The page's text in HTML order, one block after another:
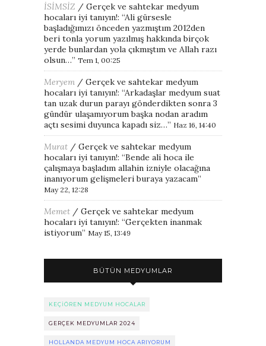
İSİMSİZ / Gerçek ve sahtekar medyum
hocaları iyi tanıyın!: “Ali gürsesle
başladığımızı önceden yazmıştım 2012den
beri tonla yorum yazılmış hakkında birçok
yerde bunlardan yola çıkmıştım ve Allah razı
olsun…” Tem 1, 00:25
Meryem / Gerçek ve sahtekar medyum
hocaları iyi tanıyın!: “Arkadaşlar medyum suat
tan uzak durun parayı gönderdikten sonra 3
gündür ulaşamıyorum başka nodan aradım
açtı sesimi duyunca kapadı siz…” Haz 16, 14:40
Murat / Gerçek ve sahtekar medyum
hocaları iyi tanıyın!: “Bende ali hoca ile
çalışmaya başladım allahin izniyle olacağına
inanıyorum gelişmeleri buraya yazacam”
May 22, 12:28
Memet / Gerçek ve sahtekar medyum
hocaları iyi tanıyın!: “Gerçekten inanmak
istiyorum” May 15, 13:49
BÜTÜN MEDYUMLAR
KEÇIÖREN MEDYUM HOCALAR
GERÇEK MEDYUMLAR 2024
HOLLANDA MEDYUM HOCA ARIYORUM